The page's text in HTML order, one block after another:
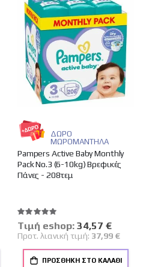
Pampers Active Baby Monthly
Pack No.3 (6-10kg) Βρεφικές
Πάνες - 208τεμ
ΔΩΡΟ
ΜΩΡΟΜΑΝΤΗΛΑ
Βαθμολογία:
100%
Tιμή eshop: Ειδική
Τιμή
34,57 €
Προτ. λιανική τιμή: 37,99 €
ΠΡΟΣΘΉΚΗ ΣΤΟ ΚΑΛΆΘΙ